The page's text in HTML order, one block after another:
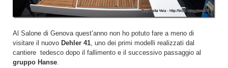
Al Salone di Genova quest’anno non ho potuto fare a meno di
visitare il nuovo Dehler 41 , uno dei primi modelli realizzati dal
cantiere tedesco dopo il fallimento e il successivo passaggio al
gruppo Hanse